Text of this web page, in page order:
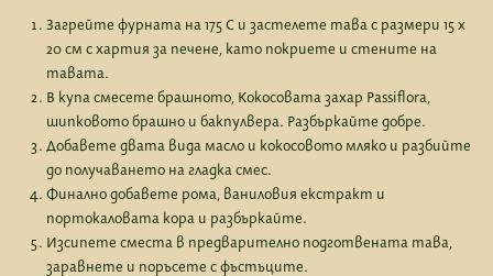
Загрейте фурната на 175 С и застелете тава с размери 15 х
20 см с хартия за печене, като покриете и стените на
тавата.
В купа смесете брашното, Кокосовата захар Passiflora,
шипковото брашно и бакпулвера. Разбъркайте добре.
Добавете двата вида масло и кокосовото мляко и разбийте
до получаването на гладка смес.
Финално добавете рома, ваниловия екстракт и
портокаловата кора и разбъркайте.
Изсипете сместа в предварително подготвената тава,
заравнете и поръсете с фъстъците.